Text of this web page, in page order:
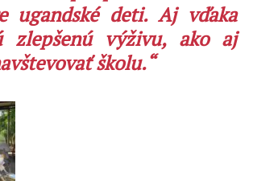
ugandské deti. Aj vďaka
zlepšenú výživu, ako aj
školu.“